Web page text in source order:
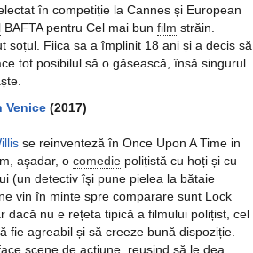
în competiție la Cannes și European
BAFTA pentru Cel mai bun film străin.
soțul. Fiica sa a împlinit 18 ani și a decis să
tot posibilul să o găsească, însă singurul
Venice (2017)
se reinventeză în Once Upon A Time in
aşadar, o comedie polițistă cu hoți și cu
(un detectiv îşi pune pielea la bătaie
vin în minte spre comparare sunt Lock
dacă nu e rețeta tipică a filmului polițist, cel
fie agreabil și să creeze bună dispoziție.
scene de acţiune, reuşind să le dea